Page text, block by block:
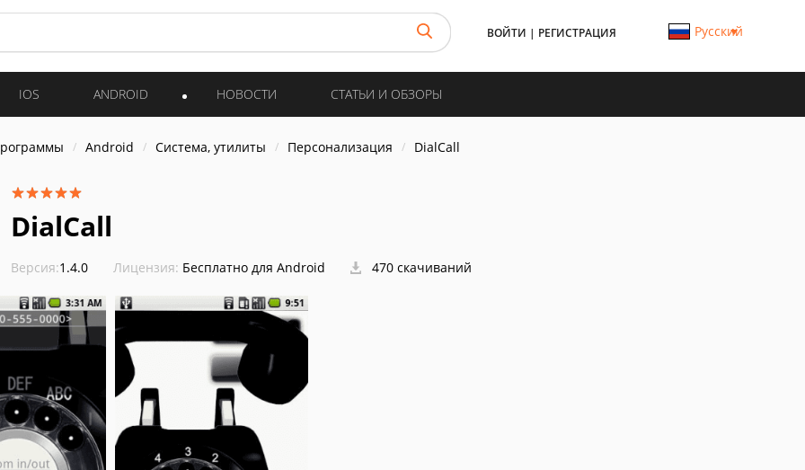
ВОЙТИ | РЕГИСТРАЦИЯ Русский
IOS ANDROID НОВОСТИ СТАТЬИ И ОБЗОРЫ
Android Система, утилиты Персонализация DialCall
DialCall
Версия:1.4.0 Лицензия: Бесплатно для Android 470 скачиваний